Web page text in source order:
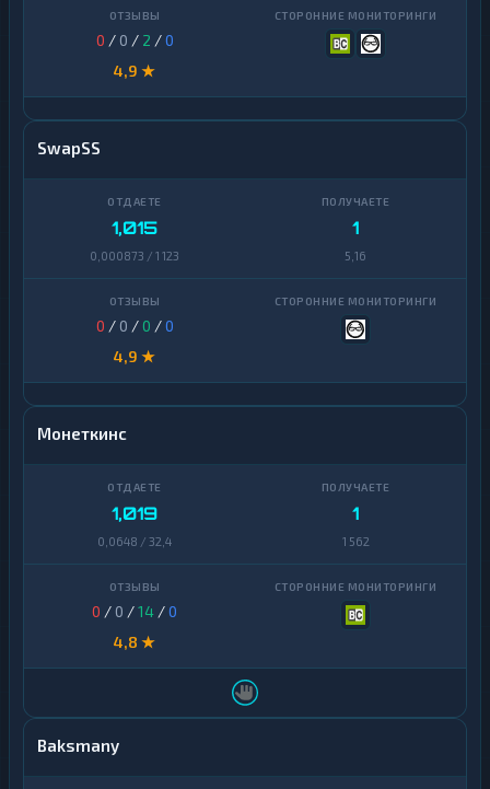
0 / 0 / 2 /0
4,9 ★
SwapSS
1,015
0,000873 / 1 123
1
5,16
0 / 0 /0 /0
4,9 ★
Монеткинс
1,019
0,0648 / 32,4
1
1 562
0 / 0 /14 /0
4,8 ★
Baksmany